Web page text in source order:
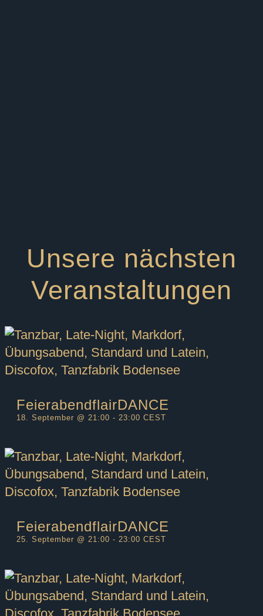
Unsere nächsten
Veranstaltungen
FeierabendflairDANCE
18. September @ 21:00 - 23:00 CEST
FeierabendflairDANCE
25. September @ 21:00 - 23:00 CEST